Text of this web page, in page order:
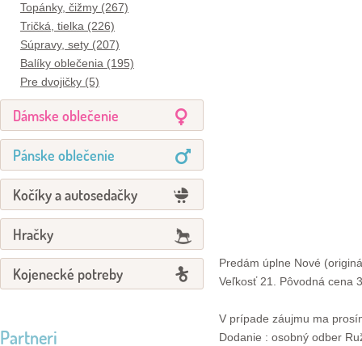
Topánky, čižmy (267)
Tričká, tielka (226)
Súpravy, sety (207)
Balíky oblečenia (195)
Pre dvojičky (5)
Dámske oblečenie
Pánske oblečenie
Kočíky a autosedačky
Hračky
Kojenecké potreby
Partneri
Predám úplne Nové
Veľkosť 21. Pôvodná cena
V prípade záujmu ma
Dodanie : osobný odber